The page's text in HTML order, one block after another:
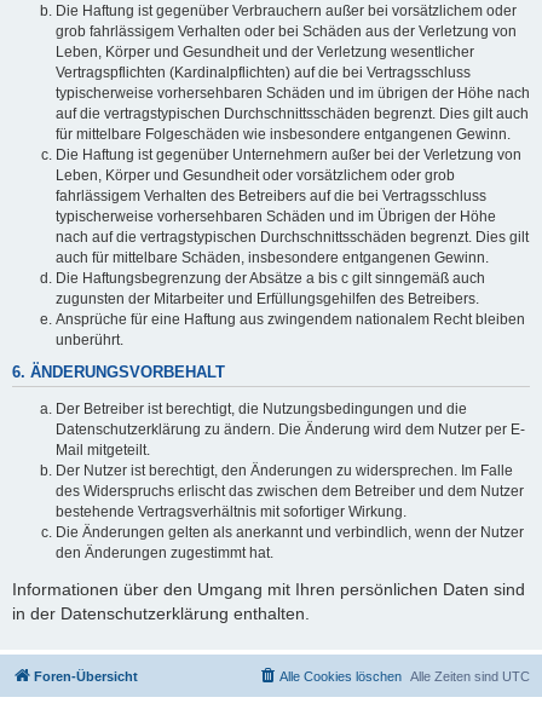
Die Haftung ist gegenüber Verbrauchern außer bei vorsätzlichem oder
grob fahrlässigem Verhalten oder bei Schäden aus der Verletzung von
Leben, Körper und Gesundheit und der Verletzung wesentlicher
Vertragspflichten (Kardinalpflichten) auf die bei Vertragsschluss
typischerweise vorhersehbaren Schäden und im übrigen der Höhe nach
auf die vertragstypischen Durchschnittsschäden begrenzt. Dies gilt auch
für mittelbare Folgeschäden wie insbesondere entgangenen Gewinn.
Die Haftung ist gegenüber Unternehmern außer bei der Verletzung von
Leben, Körper und Gesundheit oder vorsätzlichem oder grob
fahrlässigem Verhalten des Betreibers auf die bei Vertragsschluss
typischerweise vorhersehbaren Schäden und im Übrigen der Höhe
nach auf die vertragstypischen Durchschnittsschäden begrenzt. Dies gilt
auch für mittelbare Schäden, insbesondere entgangenen Gewinn.
Die Haftungsbegrenzung der Absätze a bis c gilt sinngemäß auch
zugunsten der Mitarbeiter und Erfüllungsgehilfen des Betreibers.
Ansprüche für eine Haftung aus zwingendem nationalem Recht bleiben
unberührt.
6. ÄNDERUNGSVORBEHALT
Der Betreiber ist berechtigt, die Nutzungsbedingungen und die
Datenschutzerklärung zu ändern. Die Änderung wird dem Nutzer per E-
Mail mitgeteilt.
Der Nutzer ist berechtigt, den Änderungen zu widersprechen. Im Falle
des Widerspruchs erlischt das zwischen dem Betreiber und dem Nutzer
bestehende Vertragsverhältnis mit sofortiger Wirkung.
Die Änderungen gelten als anerkannt und verbindlich, wenn der Nutzer
den Änderungen zugestimmt hat.
Informationen über den Umgang mit Ihren persönlichen Daten sind
in der Datenschutzerklärung enthalten.
Foren-Übersicht Alle Zeiten sind UTC
Alle Cookies löschen